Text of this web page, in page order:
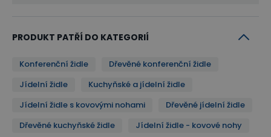
PRODUKT PATŘÍ DO KATEGORIÍ
Konferenční židle
Dřevěné konferenční židle
Jídelní židle
Kuchyňské a jídelní židle
Jídelní židle s kovovými nohami
Dřevěné jídelní židle
Dřevěné kuchyňské židle
Jídelní židle - kovové nohy